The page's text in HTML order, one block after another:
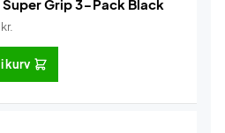
Super Grip 3-Pack Black
kr.
kurv